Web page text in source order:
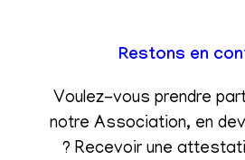
Restons en
Voulez-vous prendre
notre Association, en
? Recevoir une